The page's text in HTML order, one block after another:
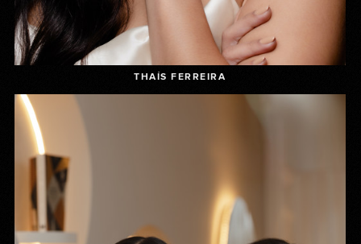
THAÍS FERREIRA